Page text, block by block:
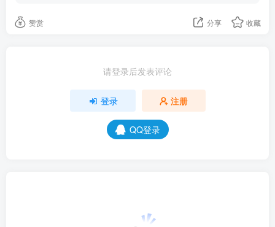
赞赏 分享 收藏
请登录后发表评论
登录 注册
QQ登录